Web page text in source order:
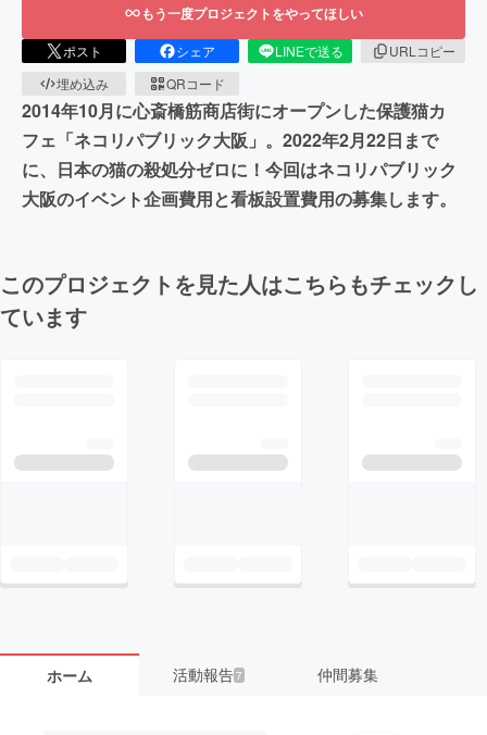
もう一度プロジェクトをやってほしい
ポスト シェア LINEで送る
URLコピー
埋め込み
QRコード
2014年10月に心斎橋筋商店街にオープンした保護猫カ
フェ「ネコリパブリック大阪」。2022年2月22日まで
に、日本の猫の殺処分ゼロに！今回はネコリパブリック
大阪のイベント企画費用と看板設置費用の募集します。
このプロジェクトを見た人はこちらもチェックし
ています
ホーム 活動報告7 仲間募集